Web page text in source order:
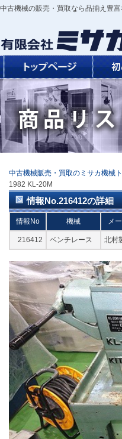
中古機械の販売・買取なら品揃え豊
中古機械販売・買取のミサカ機械
1982 KL-20M
情報No.216412の詳細
情報No 機械 メ
216412 ベンチレース 北村